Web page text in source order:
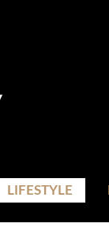
LIFESTYLE